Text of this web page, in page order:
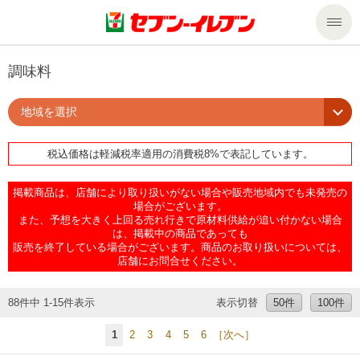
商品のご案内
商品のご案内トップ
今週の新商品
商品カテゴリ一覧
食の安全・安心への取組み
セール・キャンペーン
サービス
nanacoトップ
マルチコピー機でできることトップ
企業情報トップ
ニュースリリース
私たちの取組み
サステナビリティ
サステナビリティトップ
調味料
地域を選択
税込価格は軽減税率適用の消費税8%で表記しています。
掲載商品は、店舗により取り扱いがない場合や販売地域内でも未発売の
場合がございます。
また、予想を大きく上回る売れ行きで原材料供給が追い付かない場合
は、掲載中の商品であっても
販売を終了している場合がございます。商品のお取り扱いについては、
店舗にお問合せください。
88件中 1-15件表示 表示切替 50件 100件
1 2 3 4 5 6 ［次へ］